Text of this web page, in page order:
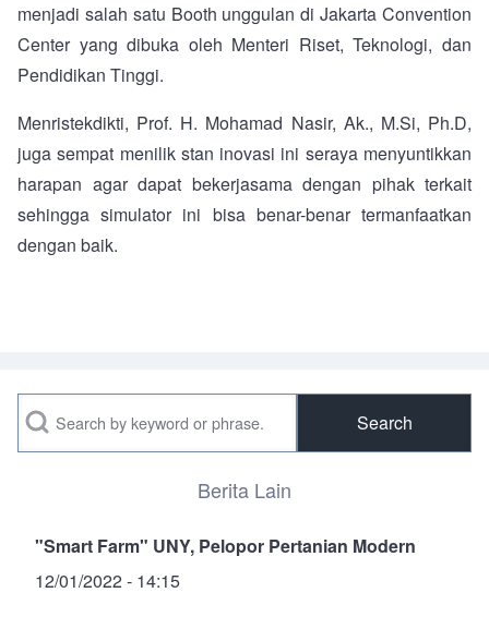
menjadi salah satu Booth unggulan di Jakarta Convention
Center yang dibuka oleh Menteri Riset, Teknologi, dan
Pendidikan Tinggi.
Menristekdikti, Prof. H. Mohamad Nasir, Ak., M.Si, Ph.D,
juga sempat menilik stan inovasi ini seraya menyuntikkan
harapan agar dapat bekerjasama dengan pihak terkait
sehingga simulator ini bisa benar-benar termanfaatkan
dengan baik.
Search
Berita Lain
"Smart Farm" UNY, Pelopor Pertanian Modern
12/01/2022 - 14:15